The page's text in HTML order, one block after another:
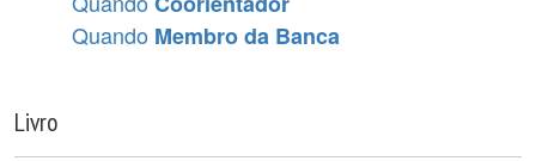
Quando Membro da Banca
Livro